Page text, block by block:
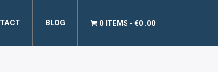
BLOG 0 ITEMS €0 .00